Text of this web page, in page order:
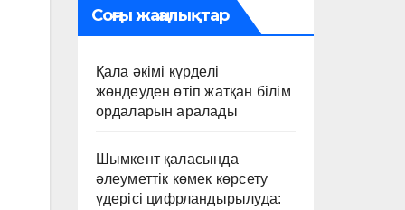
Соңғы жаңалықтар
Қала әкімі күрделі
жөндеуден өтіп жатқан білім
ордаларын аралады
Шымкент қаласында
әлеуметтік көмек көрсету
үдерісі цифрландырылуда: